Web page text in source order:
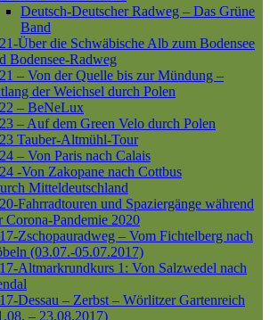
Deutsch-Deutscher Radweg – Das Grüne
Band
Über die Schwäbische Alb zum Bodensee
Bodensee-Radweg
– Von der Quelle bis zur Mündung –
der Weichsel durch Polen
– BeNeLux
– Auf dem Green Velo durch Polen
Tauber-Altmühl-Tour
– Von Paris nach Calais
-Von Zakopane nach Cottbus
Mitteldeutschland
Fahrradtouren und Spaziergänge während
Corona-Pandemie 2020
Zschopauradweg – Vom Fichtelberg nach
(03.07.-05.07.2017)
Altmarkrundkurs 1: Von Salzwedel nach
Dessau – Zerbst – Wörlitzer Gartenreich
– 23.08.2017)